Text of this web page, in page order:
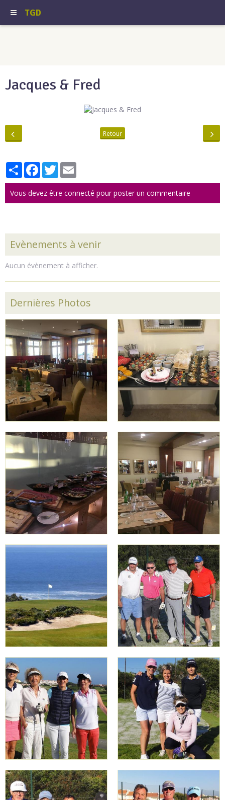
TGD
Jacques & Fred
Retour
PartagerFacebook
Twitter
Vous devez être connecté pour poster un commentaire
Evènements à venir
Aucun évènement à afficher.
Dernières Photos